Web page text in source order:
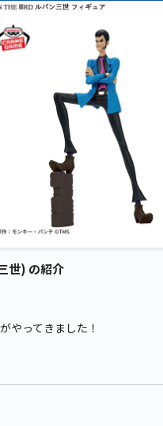
世) の紹介
やってきました！